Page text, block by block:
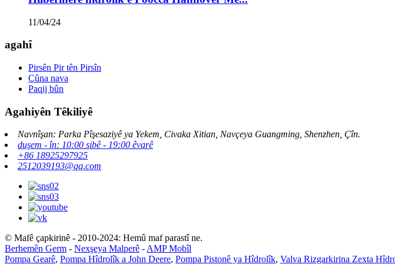
11/04/24
agahî
Pirsên Pir tên Pirsîn
Çûna nava
Paqij bûn
Agahiyên Têkiliyê
Navnîşan: Parka Pîşesaziyê ya Yekem, Civaka Xitian, Navçeya Guangming, Shenzhen, Çîn.
duşem - în: 10:00 sibê - 19:00 êvarê
+86 18925297925
2512039193@qq.com
© Mafê çapkirinê - 2010-2024: Hemû maf parastî ne.
Berhemên Germ - Nexşeya Malperê -AMP Mobîl
Pompa Gearê, Pompa Hîdrolîk a John Deere, Pompa Pistonê ya Hîdrolîk, Valva Rizgarkirina Zexta